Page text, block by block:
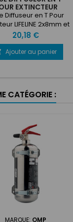
EXTINCTEUR
(1X FILETÉ)
Diffuseur en T Pour
LIFELINE 2x8mm et
1x fileté (1/8bspt)
Prix
20,18 €
Ajouter au panier
CATÉGORIE :
MARQUE: OMP